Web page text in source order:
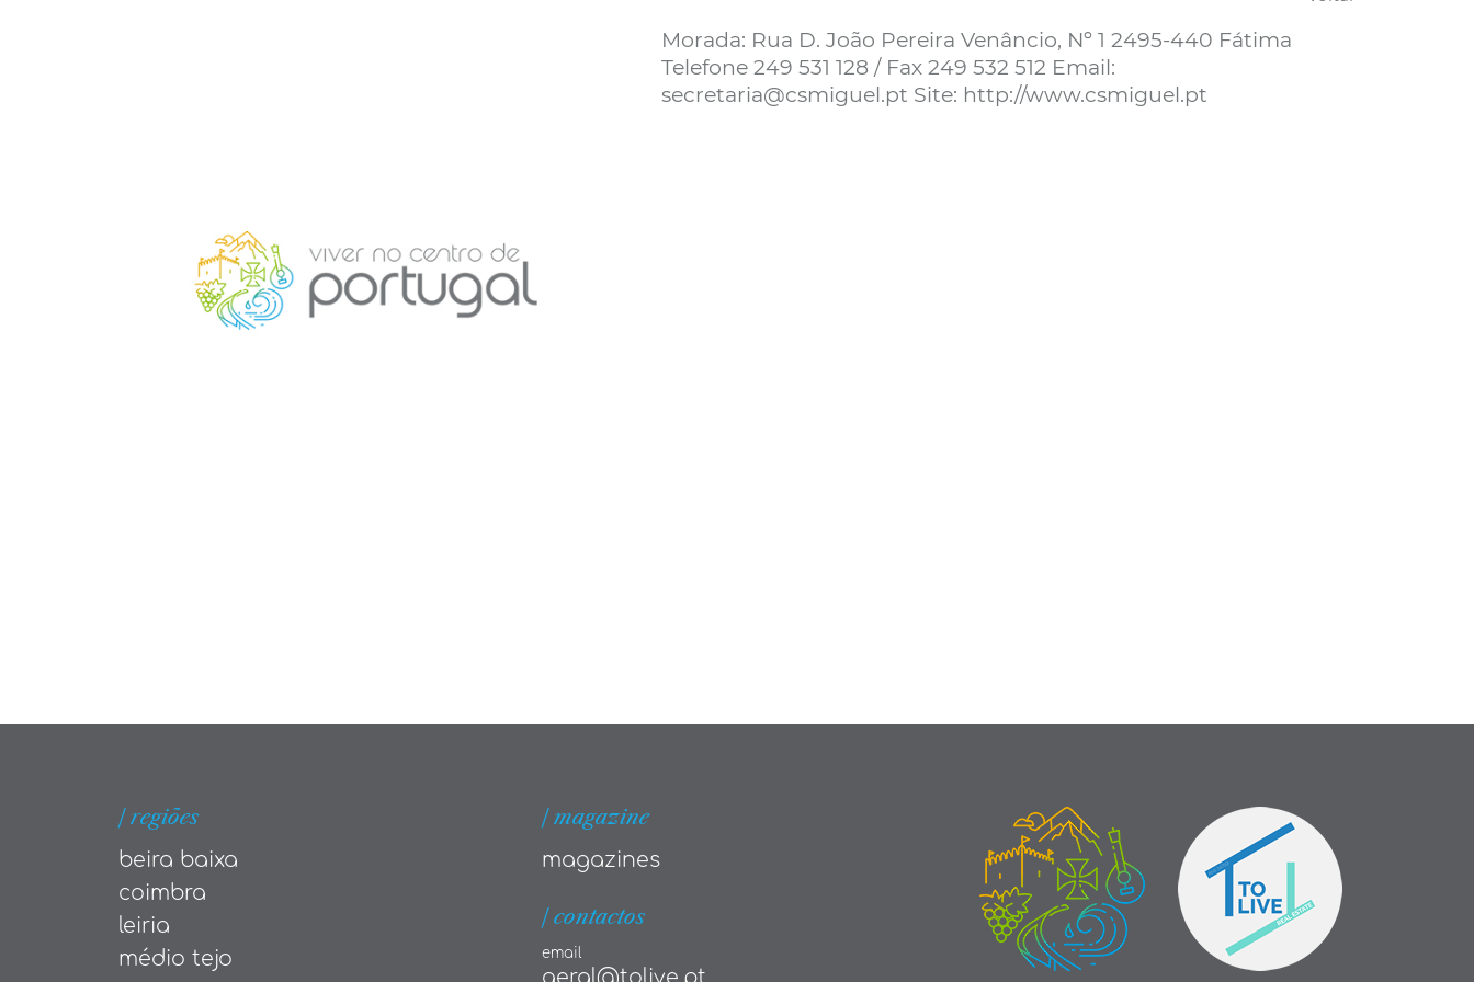
Morada: Rua D. João Pereira Venâncio, Nº 1 2495-440 Fátima
Telefone 249 531 128 / Fax 249 532 512 Email:
secretaria@csmiguel.pt Site: http://www.csmiguel.pt
| regiões
beira baixa
coimbra
leiria
médio tejo
| magazine
magazines
| contactos
email